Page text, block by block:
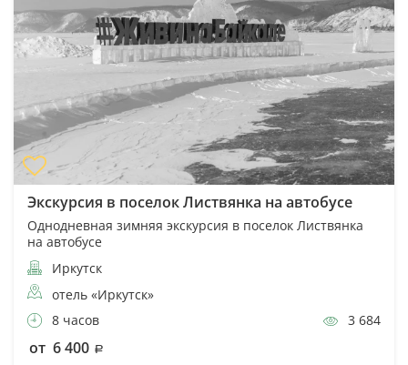
Экскурсия в поселок Листвянка на автобусе
Однодневная зимняя экскурсия в поселок Листвянка
на автобусе
Иркутск
отель «Иркутск»
8 часов
3 684
от 6 400